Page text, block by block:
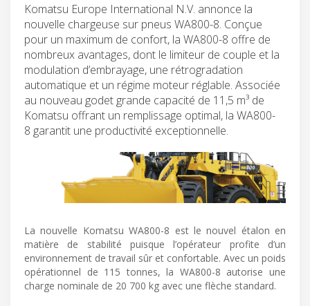
Komatsu Europe International N.V. annonce la
nouvelle chargeuse sur pneus WA800-8. Conçue
pour un maximum de confort, la WA800-8 offre de
nombreux avantages, dont le limiteur de couple et la
modulation d’embrayage, une rétrogradation
automatique et un régime moteur réglable. Associée
au nouveau godet grande capacité de 11,5 m³ de
Komatsu offrant un remplissage optimal, la WA800-
8 garantit une productivité exceptionnelle.
La nouvelle Komatsu WA800-8 est le nouvel étalon en
matière de stabilité puisque l’opérateur profite d’un
environnement de travail sûr et confortable. Avec un poids
opérationnel de 115 tonnes, la WA800-8 autorise une
charge nominale de 20 700 kg avec une flèche standard.